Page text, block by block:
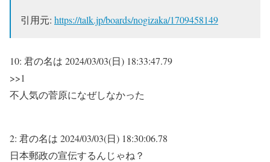
引用元: https://talk.jp/boards/nogizaka/1709458149
10: 君の名は 2024/03/03(日) 18:33:47.79
>>1
不人気の菅原になぜしなかった
2: 君の名は 2024/03/03(日) 18:30:06.78
日本郵政の宣伝するんじゃね？